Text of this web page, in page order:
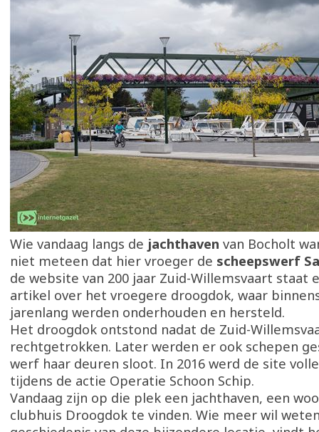
Wie vandaag langs de jachthaven van Bocholt
niet meteen dat hier vroeger de scheepswerf
de website van 200 jaar Zuid-Willemsvaart staat
artikel over het vroegere droogdok, waar
jarenlang werden onderhouden en hersteld.
Het droogdok ontstond nadat de Zuid-
rechtgetrokken. Later werden er ook schepen
werf haar deuren sloot. In 2016 werd de site
tijdens de actie Operatie Schoon Schip.
Vandaag zijn op die plek een jachthaven, een
clubhuis Droogdok te vinden. Wie meer wil